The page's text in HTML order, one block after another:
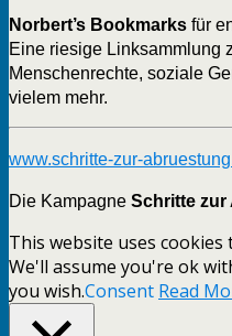
Norbert’s Bookmarks für
Eine riesige Linksammlung
Menschenrechte, soziale
vielem mehr.
www.schritte-zur-
Die Kampagne Schritte zur
This website uses
We'll assume you're ok
you wish.Consent Read